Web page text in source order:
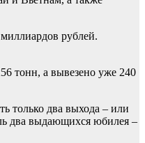
рублей.
тонн, а вывезено уже 240
только два выхода – или
два выдающихся юбилея –